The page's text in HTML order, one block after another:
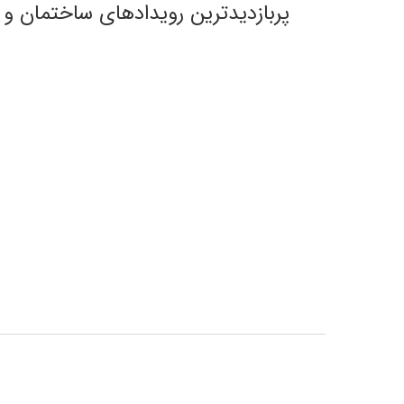
پربازدیدترین رویدادهای ساختمان